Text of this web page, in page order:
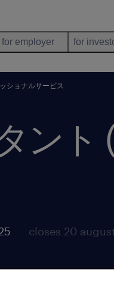
for employer for
ショナルサービス
ント
closes 20